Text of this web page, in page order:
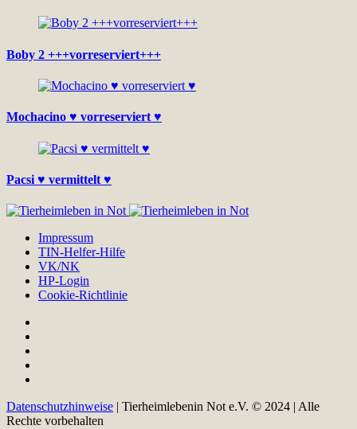
Boby 2 +++vorreserviert+++
Mochacino ♥ vorreserviert ♥
Pacsi ♥ vermittelt ♥
Impressum
TIN-Helfer-Hilfe
VK/NK
HP-Login
Cookie-Richtlinie
Datenschutzhinweise | Tierheimlebenin Not e.V. © 2024 | Alle
Rechte vorbehalten